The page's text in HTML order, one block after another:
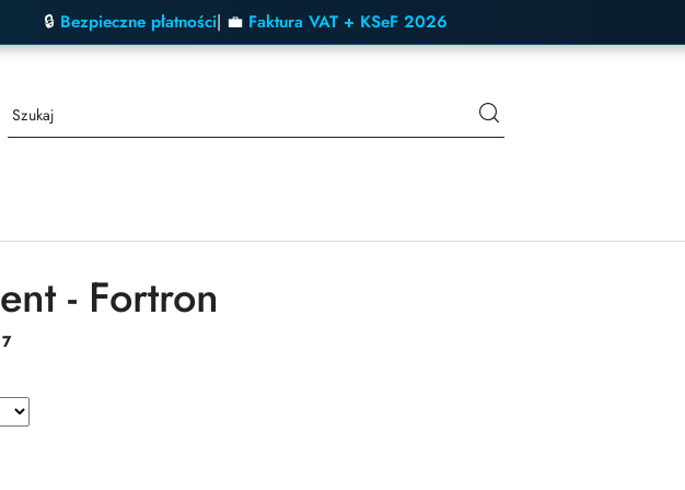
🔒 Bezpieczne płatności| 💼 Faktura VAT + KSeF 2026
- Fortron
7